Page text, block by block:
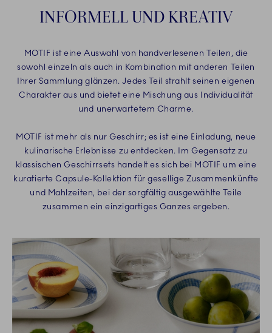
INFORMELL UND KREATIV
MOTIF ist eine Auswahl von handverlesenen Teilen, die
sowohl einzeln als auch in Kombination mit anderen Teilen
Ihrer Sammlung glänzen. Jedes Teil strahlt seinen eigenen
Charakter aus und bietet eine Mischung aus Individualität
und unerwartetem Charme.
MOTIF ist mehr als nur Geschirr; es ist eine Einladung, neue
kulinarische Erlebnisse zu entdecken. Im Gegensatz zu
klassischen Geschirrsets handelt es sich bei MOTIF um eine
kuratierte Capsule-Kollektion für gesellige Zusammenkünfte
und Mahlzeiten, bei der sorgfältig ausgewählte Teile
zusammen ein einzigartiges Ganzes ergeben.